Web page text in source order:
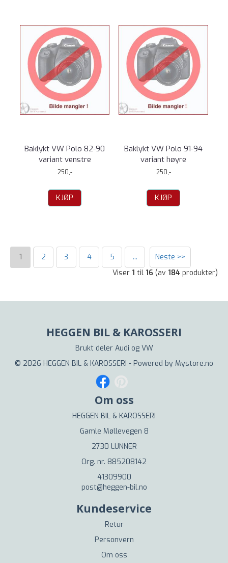
Baklykt VW Polo 82-90
variant venstre
250,-
KJØP
Baklykt VW Polo 91-94
variant høyre
250,-
KJØP
1 2 3 4 5 ...
Neste >>
Viser 1 til 16 (av 184 produkter)
HEGGEN BIL & KAROSSERI
Brukt deler Audi og VW
© 2026 HEGGEN BIL & KAROSSERI - Powered by Mystore.no
Om oss
HEGGEN BIL & KAROSSERI
Gamle Møllevegen 8
2730 LUNNER
Org. nr. 885208142
41309900
post@heggen-bil.no
Kundeservice
Retur
Personvern
Om oss